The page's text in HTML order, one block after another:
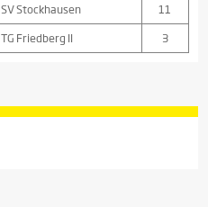
SV Stockhausen
11
TG Friedberg II 3